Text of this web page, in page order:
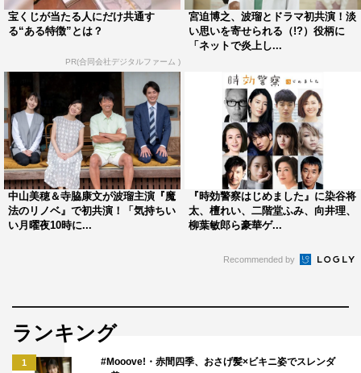
宝くじが当たる人にだけ共通す
る“ある特徴”とは？
PR(合同会社デジタルファーム )
宮迫博之、波瑠とドラマ初共演！淡
い思いを寄せられる（!?）役柄に
「ネットで炎上し...
中山美穂＆寺脇康文が波瑠主演『魔
法のリノベ』で初共演！「気持ちい
い月曜夜10時に...
『時効警察はじめました』に染谷将
太、檀れい、二階堂ふみ、向井理、
柳葉敏郎ら豪華ゲ...
Recommended by
ランキング
1
#Mooove!・赤間四季、おさげ髪×ビキニ姿でスレンダ